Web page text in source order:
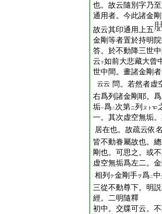
也。故云隨別字乃
通用者。今此諸金
故云其印通用上五
金剛等者置於持明
答。於不動降三世
云下如前大悲藏大曾
世中間。畫諸金剛
云云 問。若然者虚
右爲列諸金剛耶。爲
垢一爲二次第ニ列 ヌト
一。其次虚空無垢
居在也。故疏云依
皆不動眷屬故也。
剛也。可思之。或
虚空無垢爲左二。
相列 テ金剛手ヲ爲二
三從不動尊下。明
經。二明隨釋
初中。交牒可云。